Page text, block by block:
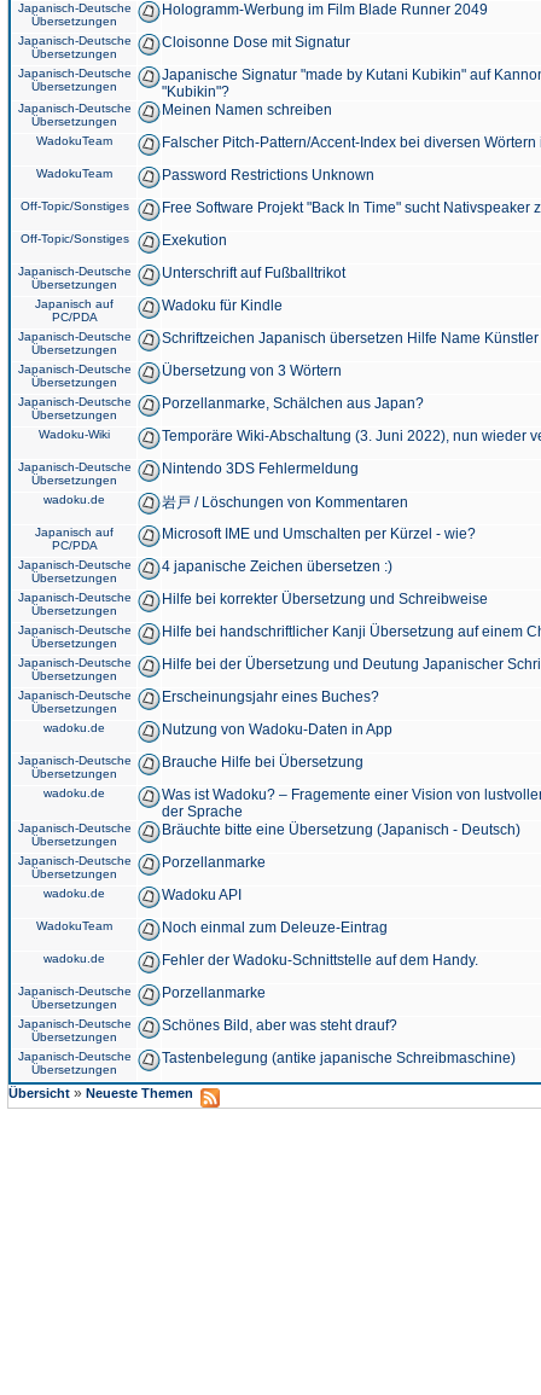
Japanisch-Deutsche
Übersetzungen
Hologramm-Werbung im Film Blade Runner 2049
Japanisch-Deutsche
Übersetzungen
Cloisonne Dose mit Signatur
Japanisch-Deutsche
Übersetzungen
Japanische Signatur "made by Kutani Kubikin" auf
"Kubikin"?
Japanisch-Deutsche
Übersetzungen
Meinen Namen schreiben
WadokuTeam Falscher Pitch-Pattern/Accent-Index bei diversen
WadokuTeam Password Restrictions Unknown
Off-Topic/Sonstiges Free Software Projekt "Back In Time" sucht Nativspeaker
Off-Topic/Sonstiges Exekution
Japanisch-Deutsche
Übersetzungen
Unterschrift auf Fußballtrikot
Japanisch auf
PC/PDA
Wadoku für Kindle
Japanisch-Deutsche
Übersetzungen
Schriftzeichen Japanisch übersetzen Hilfe Name
Japanisch-Deutsche
Übersetzungen
Übersetzung von 3 Wörtern
Japanisch-Deutsche
Übersetzungen
Porzellanmarke, Schälchen aus Japan?
Wadoku-Wiki Temporäre Wiki-Abschaltung (3. Juni 2022), nun wieder
Japanisch-Deutsche
Übersetzungen
Nintendo 3DS Fehlermeldung
wadoku.de 岩戸 / Löschungen von Kommentaren
Japanisch auf
PC/PDA
Microsoft IME und Umschalten per Kürzel - wie?
Japanisch-Deutsche
Übersetzungen
4 japanische Zeichen übersetzen :)
Japanisch-Deutsche
Übersetzungen
Hilfe bei korrekter Übersetzung und Schreibweise
Japanisch-Deutsche
Übersetzungen
Hilfe bei handschriftlicher Kanji Übersetzung auf einem
Japanisch-Deutsche
Übersetzungen
Hilfe bei der Übersetzung und Deutung Japanischer
Japanisch-Deutsche
Übersetzungen
Erscheinungsjahr eines Buches?
wadoku.de Nutzung von Wadoku-Daten in App
Japanisch-Deutsche
Übersetzungen
Brauche Hilfe bei Übersetzung
wadoku.de
Was ist Wadoku? – Fragemente einer Vision von
der Sprache
Japanisch-Deutsche
Übersetzungen
Bräuchte bitte eine Übersetzung (Japanisch - Deutsch)
Japanisch-Deutsche
Übersetzungen
Porzellanmarke
wadoku.de Wadoku API
WadokuTeam Noch einmal zum Deleuze-Eintrag
wadoku.de Fehler der Wadoku-Schnittstelle auf dem Handy.
Japanisch-Deutsche
Übersetzungen
Porzellanmarke
Japanisch-Deutsche
Übersetzungen
Schönes Bild, aber was steht drauf?
Japanisch-Deutsche
Übersetzungen
Tastenbelegung (antike japanische Schreibmaschine)
Übersicht » Neueste Themen